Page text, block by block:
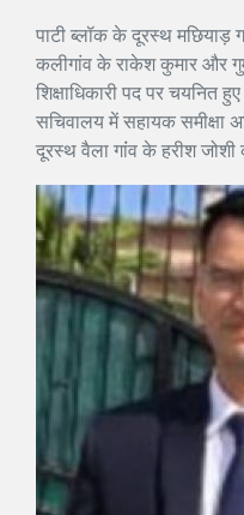
पाटी ब्लॉक के दूरस्थ मछियाड़
कलीगांव के राकेश कुमार और
शिक्षाधिकारी पद पर चयनित
सचिवालय में सहायक समीक्षा
दूरस्थ वैला गांंव के हरीश